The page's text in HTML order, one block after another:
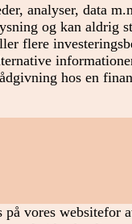
analyser, data
og kan aldrig
flere
hos en
vores websitefor